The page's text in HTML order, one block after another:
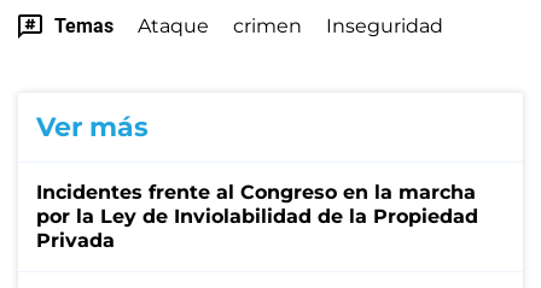
Temas Ataque crimen Inseguridad
Ver más
Incidentes frente al Congreso en la marcha
por la Ley de Inviolabilidad de la Propiedad
Privada